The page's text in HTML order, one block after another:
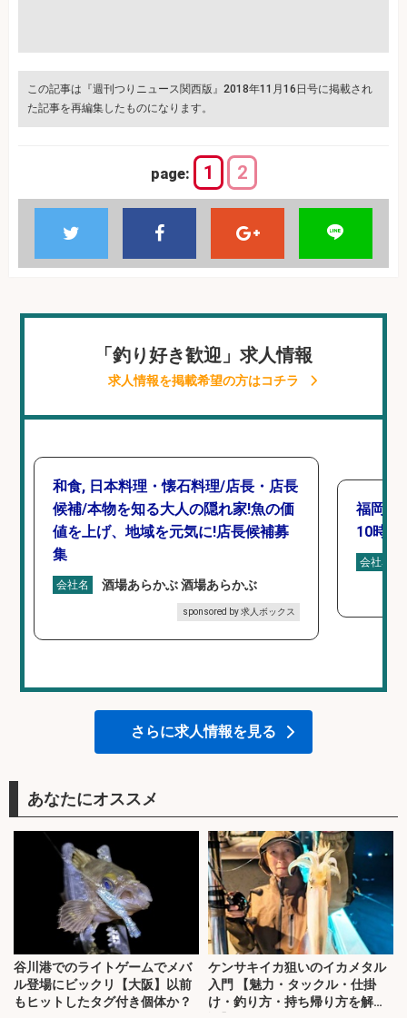
この記事は『週刊つりニュース関西版』2018年11月16日号に掲載され
た記事を再編集したものになります。
page: 1 2
「釣り好き歓迎」求人情報
求人情報を掲載希望の方はコチラ
和食, 日本料理・懐石料理/店長・店長
候補/本物を知る大人の隠れ家!魚の価
値を上げ、地域を元気に!店長候補募
集
会社名 酒場あらかぶ 酒場あらかぶ
sponsored by 求人ボックス
福岡「
10時間
会社名
さらに求人情報を見る
あなたにオススメ
谷川港でのライトゲームでメバ
ル登場にビックリ【大阪】以前
もヒットしたタグ付き個体か？
ケンサキイカ狙いのイカメタル
入門 【魅力・タックル・仕掛
け・釣り方・持ち帰り方を解